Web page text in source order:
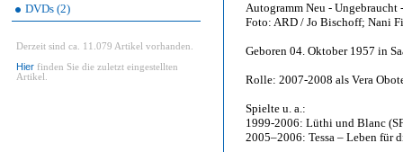
DVDs (2)
Derzeit sind ca. 11.079 Artikel vorhanden.
Hier finden Sie die zuletzt eingestellten
Artikel.
Autogramm Neu -
Foto: ARD / Jo Bischoff; Nani
Geboren 04. Oktober 1957 in
Rolle: 2007-2008 als Vera
Spielte u. a.:
1999-2006: Lüthi und Blanc
2005–2006: Tessa – Leben für